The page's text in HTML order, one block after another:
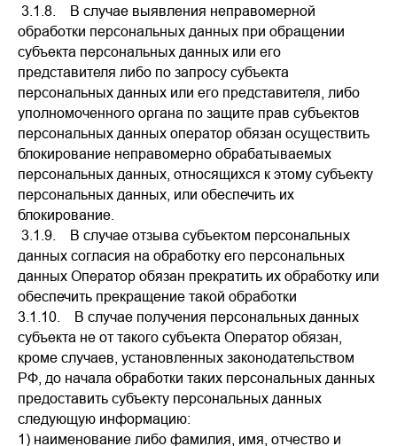
3.1.8. В случае выявления неправомерной
обработки персональных данных при обращении
субъекта персональных данных или его
представителя либо по запросу субъекта
персональных данных или его представителя, либо
уполномоченного органа по защите прав субъектов
персональных данных оператор обязан осуществить
блокирование неправомерно обрабатываемых
персональных данных, относящихся к этому субъекту
персональных данных, или обеспечить их
блокирование.
3.1.9. В случае отзыва субъектом персональных
данных согласия на обработку его персональных
данных Оператор обязан прекратить их обработку или
обеспечить прекращение такой обработки
3.1.10. В случае получения персональных данных
субъекта не от такого субъекта Оператор обязан,
кроме случаев, установленных законодательством
РФ, до начала обработки таких персональных данных
предоставить субъекту персональных данных
следующую информацию:
1) наименование либо фамилия, имя, отчество и